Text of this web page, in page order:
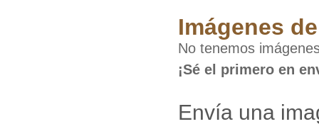
Imágenes
No tenemos
¡Sé el primero en
Envía una